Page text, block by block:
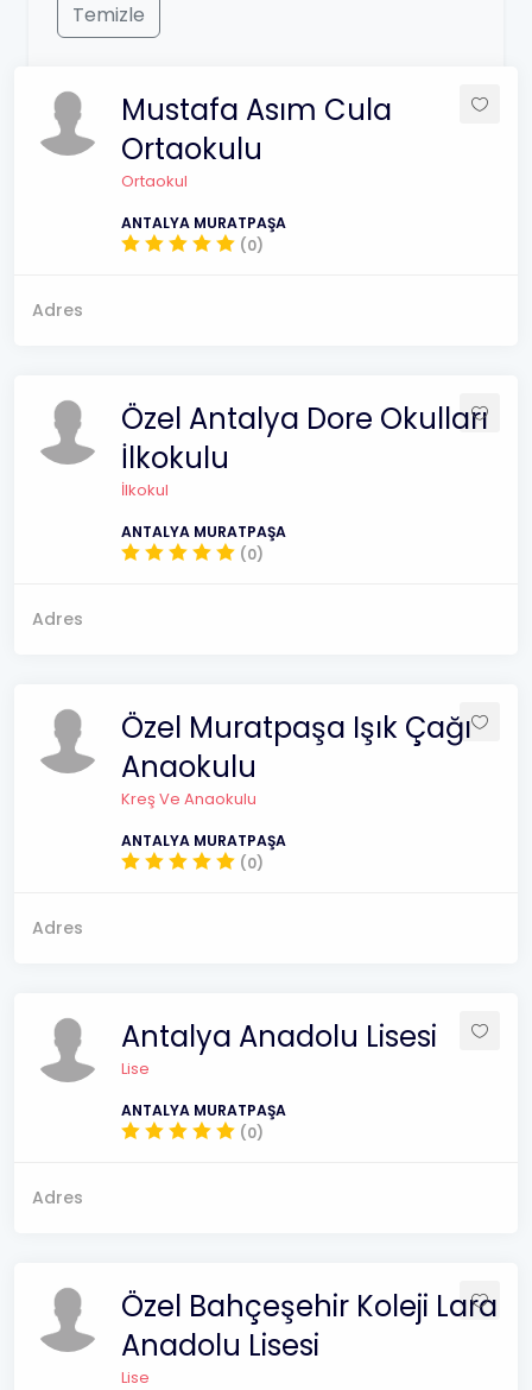
Temizle
Mustafa Asım Cula
Ortaokulu
Ortaokul
ANTALYA MURATPAŞA
(0)
Adres
Özel Antalya Dore Okulları
İlkokulu
İlkokul
ANTALYA MURATPAŞA
(0)
Adres
Özel Muratpaşa Işık Çağı
Anaokulu
Kreş Ve Anaokulu
ANTALYA MURATPAŞA
(0)
Adres
Antalya Anadolu Lisesi
Lise
ANTALYA MURATPAŞA
(0)
Adres
Özel Bahçeşehir Koleji Lara
Anadolu Lisesi
Lise